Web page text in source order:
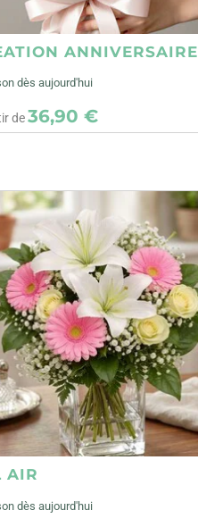
ANNIVERSAIRE
dès aujourd'hui
de36,90 €
AIR
dès aujourd'hui